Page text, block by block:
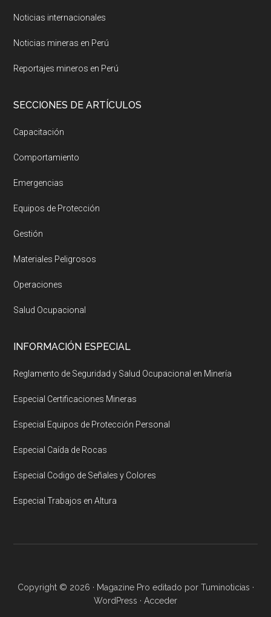
Noticias internacionales
Noticias mineras en Perú
Reportajes mineros en Perú
SECCIONES DE ARTÍCULOS
Capacitación
Comportamiento
Emergencias
Equipos de Protección
Gestión
Materiales Peligrosos
Operaciones
Salud Ocupacional
INFORMACIÓN ESPECIAL
Reglamento de Seguridad y Salud Ocupacional en Minería
Especial Certificaciones Mineras
Especial Equipos de Protección Personal
Especial Caída de Rocas
Especial Codigo de Señales y Colores
Especial Trabajos en Altura
Copyright © 2026 · Magazine Pro editado por Tuminoticias ·
WordPress · Acceder